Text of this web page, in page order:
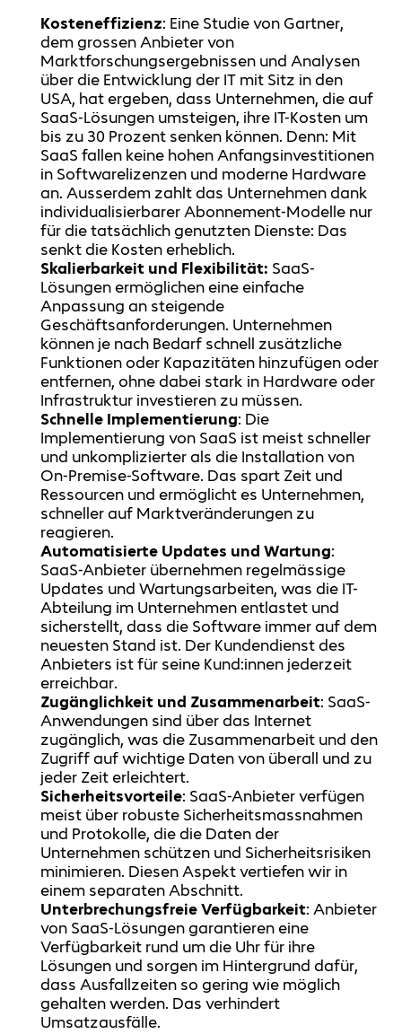
Kosteneffizienz: Eine Studie von Gartner,
dem grossen Anbieter von
Marktforschungsergebnissen und Analysen
über die Entwicklung der IT mit Sitz in den
USA, hat ergeben, dass Unternehmen, die auf
SaaS-Lösungen umsteigen, ihre IT-Kosten um
bis zu 30 Prozent senken können. Denn: Mit
SaaS fallen keine hohen Anfangsinvestitionen
in Softwarelizenzen und moderne Hardware
an. Ausserdem zahlt das Unternehmen dank
individualisierbarer Abonnement-Modelle nur
für die tatsächlich genutzten Dienste: Das
senkt die Kosten erheblich.
Skalierbarkeit und Flexibilität: SaaS-
Lösungen ermöglichen eine einfache
Anpassung an steigende
Geschäftsanforderungen. Unternehmen
können je nach Bedarf schnell zusätzliche
Funktionen oder Kapazitäten hinzufügen oder
entfernen, ohne dabei stark in Hardware oder
Infrastruktur investieren zu müssen.
Schnelle Implementierung: Die
Implementierung von SaaS ist meist schneller
und unkomplizierter als die Installation von
On-Premise-Software. Das spart Zeit und
Ressourcen und ermöglicht es Unternehmen,
schneller auf Marktveränderungen zu
reagieren.
Automatisierte Updates und Wartung:
SaaS-Anbieter übernehmen regelmässige
Updates und Wartungsarbeiten, was die IT-
Abteilung im Unternehmen entlastet und
sicherstellt, dass die Software immer auf dem
neuesten Stand ist. Der Kundendienst des
Anbieters ist für seine Kund:innen jederzeit
erreichbar.
Zugänglichkeit und Zusammenarbeit: SaaS-
Anwendungen sind über das Internet
zugänglich, was die Zusammenarbeit und den
Zugriff auf wichtige Daten von überall und zu
jeder Zeit erleichtert.
Sicherheitsvorteile: SaaS-Anbieter verfügen
meist über robuste Sicherheitsmassnahmen
und Protokolle, die die Daten der
Unternehmen schützen und Sicherheitsrisiken
minimieren. Diesen Aspekt vertiefen wir in
einem separaten Abschnitt.
Unterbrechungsfreie Verfügbarkeit: Anbieter
von SaaS-Lösungen garantieren eine
Verfügbarkeit rund um die Uhr für ihre
Lösungen und sorgen im Hintergrund dafür,
dass Ausfallzeiten so gering wie möglich
gehalten werden. Das verhindert
Umsatzausfälle.